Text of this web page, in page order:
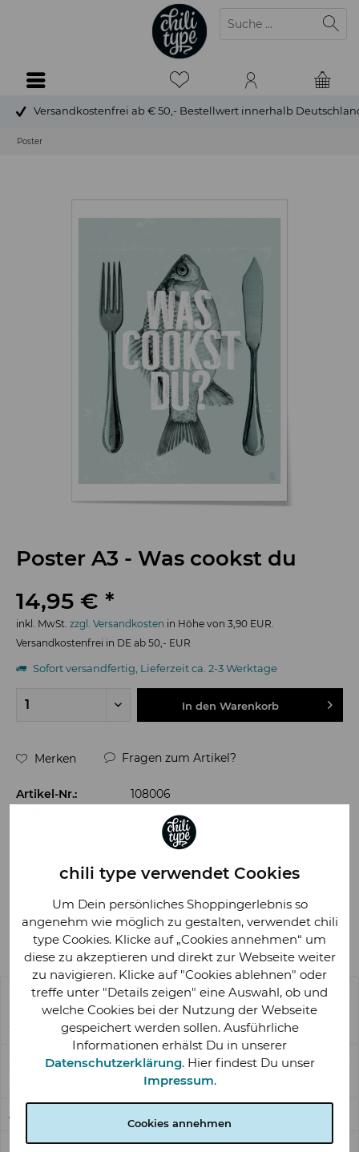
chili type verwendet Cookies
Um Dein persönliches Shoppingerlebnis so
angenehm wie möglich zu gestalten, verwendet chili
type Cookies. Klicke auf „Cookies annehmen“ um
diese zu akzeptieren und direkt zur Webseite weiter
zu navigieren. Klicke auf "Cookies ablehnen" oder
treffe unter "Details zeigen" eine Auswahl, ob und
welche Cookies bei der Nutzung der Webseite
gespeichert werden sollen. Ausführliche
Informationen erhälst Du in unserer
Datenschutzerklärung. Hier findest Du unser
Impressum.
Cookies annehmen
Versandkostenfrei ab € 50,- Bestellwert innerhalb
Poster
Poster A3 - Was cookst du
14,95 € *
inkl. MwSt. zzgl. Versandkosten in Höhe von 3,90 EUR.
Versandkostenfrei in DE ab 50,- EUR
Sofort versandfertig, Lieferzeit ca. 2-3 Werktage
In den Warenkorb
Merken Fragen zum Artikel?
Artikel-Nr.:
108006
4260130241599
Beschreibung
Fresh & Unverwechselbar: Posterdruck "Was cookst du" Für
Style-Liebhaber und Wand-Künstler:...mehr
Bewertungen
0
Bewertungen lesen, schreiben und diskutieren...
Ähnliche Artikel